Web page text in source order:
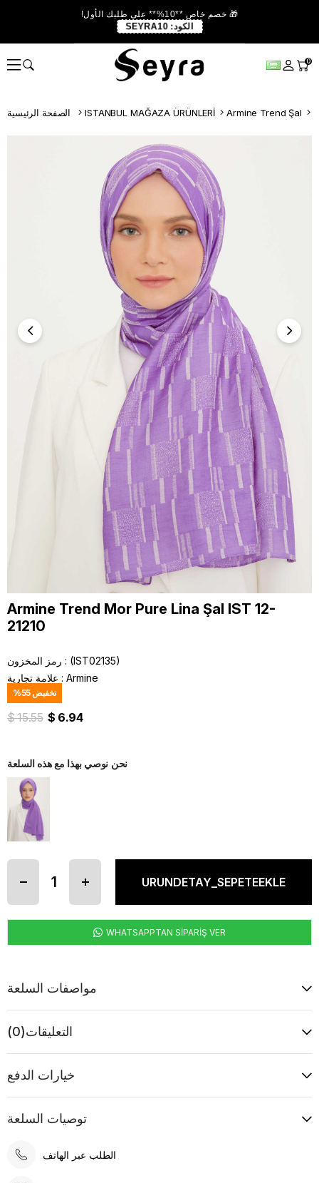
🎁 خصم خاص **10%** على طلبك الأول!
الكود: SEYRA10
0
ISTANBUL MAĞAZA ÜRÜNLERİ Armine Trend Şal
Armine Trend Mor Pure Lina Şal IST 12-
21210
رمز المخزون
(IST02135)
علامة تجارية : Armine
%55تخفيض
$ 15.55 $ 6.94
نحن نوصي بهذا مع هذه السلعة
WHATSAPPTAN SİPARİŞ VER
مواصفات السلعة
التعليقات(0)
خيارات الدفع
توصيات السلعة
الطلب عبر الهاتف